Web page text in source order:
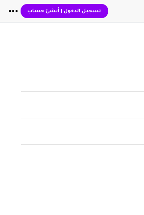
تسجيل الدخول| أنشئ حساب